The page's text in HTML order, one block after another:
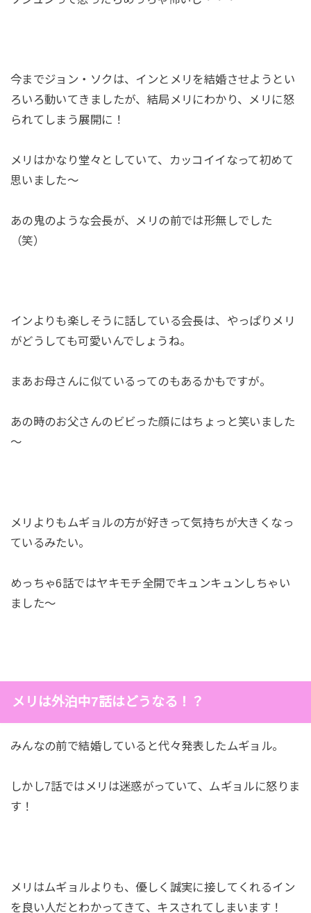
今までジョン・ソクは、インとメリを結婚させようとい
ろいろ動いてきましたが、結局メリにわかり、メリに怒
られてしまう展開に！
メリはかなり堂々としていて、カッコイイなって初めて
思いました～
あの鬼のような会長が、メリの前では形無しでした
（笑）
インよりも楽しそうに話している会長は、やっぱりメリ
がどうしても可愛いんでしょうね。
まあお母さんに似ているってのもあるかもですが。
あの時のお父さんのビビった顔にはちょっと笑いました
～
メリよりもムギョルの方が好きって気持ちが大きくなっ
ているみたい。
めっちゃ6話ではヤキモチ全開でキュンキュンしちゃい
ました～
メリは外泊中7話はどうなる！？
みんなの前で結婚していると代々発表したムギョル。
しかし7話ではメリは迷惑がっていて、ムギョルに怒りま
す！
メリはムギョルよりも、優しく誠実に接してくれるイン
を良い人だとわかってきて、キスされてしまいます！